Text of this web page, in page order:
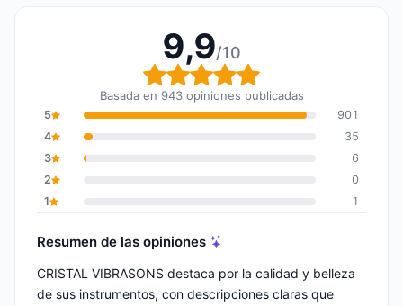
9,9/10
Calificación global: 9,9
Basada en 943 opiniones publicadas
5
901
4
35
3
6
2
0
1
1
Resumen de las opiniones
CRISTAL VIBRASONS destaca por la calidad y belleza
de sus instrumentos, con descripciones claras que